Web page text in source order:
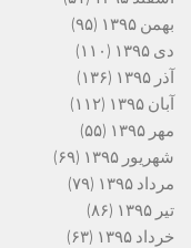
بهمن ۱۳۹۵
(۹۵)
دی ۱۳۹۵
(۱۱۰)
آذر ۱۳۹۵
(۱۳۶)
آبان ۱۳۹۵
(۱۱۲)
مهر ۱۳۹۵
(۵۵)
شهریور ۱۳۹۵
(۶۹)
مرداد ۱۳۹۵
(۷۹)
تیر ۱۳۹۵
(۸۶)
خرداد ۱۳۹۵
(۶۳)